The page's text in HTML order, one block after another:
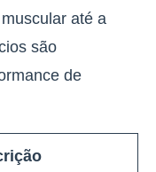
até a
são
de